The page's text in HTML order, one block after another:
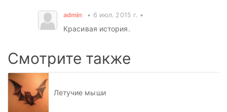
admin 6 июл. 2015 г.
Красивая история.
Смотрите также
Летучие мыши